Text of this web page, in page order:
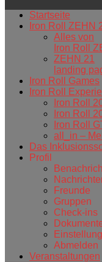
Startseite
Iron Roll ZEHN
Alles von
Iron Roll
ZEHN 21
landing
Iron Roll Games
Iron Roll
Iron Roll
Iron Roll
Iron Roll
all_in –
Das
Profil
Freunde
Gruppen
Check-ins
Abmelden
Veranstaltungen